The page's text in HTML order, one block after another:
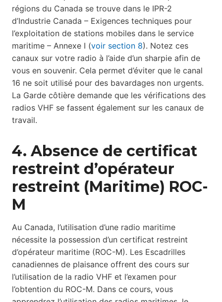
régions du Canada se trouve dans le IPR-2
d’Industrie Canada – Exigences techniques pour
l’exploitation de stations mobiles dans le service
maritime – Annexe I (voir section 8). Notez ces
canaux sur votre radio à l’aide d’un sharpie afin de
vous en souvenir. Cela permet d’éviter que le canal
16 ne soit utilisé pour des bavardages non urgents.
La Garde côtière demande que les vérifications des
radios VHF se fassent également sur les canaux de
travail.
4. Absence de certificat
restreint d’opérateur
restreint (Maritime) ROC-
M
Au Canada, l’utilisation d’une radio maritime
nécessite la possession d’un certificat restreint
d’opérateur maritime (ROC-M). Les Escadrilles
canadiennes de plaisance offrent des cours sur
l’utilisation de la radio VHF et l’examen pour
l’obtention du ROC-M. Dans ce cours, vous